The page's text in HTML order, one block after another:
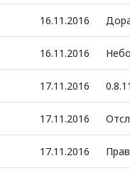
16.11.2016
16.11.2016
17.11.2016 0.8.11
17.11.2016
17.11.2016